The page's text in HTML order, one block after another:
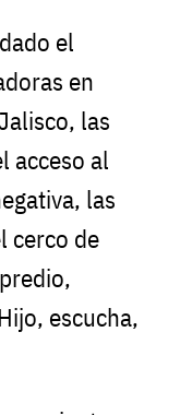
el
en
las
acceso al
las
cerco de
escucha,